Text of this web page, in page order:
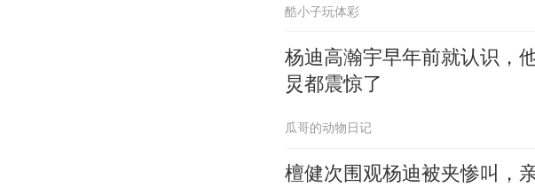
酷小子玩体彩
杨迪高瀚宇早年前就认识，
炅都震惊了
瓜哥的动物日记
檀健次围观杨迪被夹惨叫，